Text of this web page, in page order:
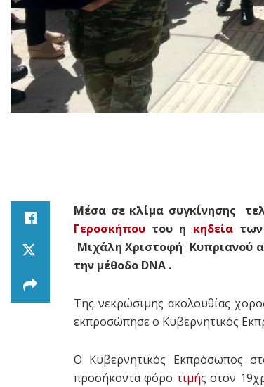
Μέσα σε κλίμα συγκίνησης
Γεροσκήπου του η κηδείατων
Μιχάλη Xριστοφή Κυπριανού
την μέθοδο DNA .
Της νεκρώσιμης ακολουθίας
εκπροσώπησε ο Κυβερνητικός
Ο Κυβερνητικός Εκπρόσωπος
προσήκοντα φόρο τιμής στον